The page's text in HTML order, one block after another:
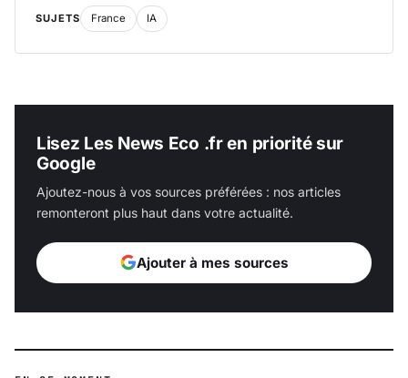
SUJETS France IA
Lisez Les News Eco .fr en priorité sur
Google
Ajoutez-nous à vos sources préférées : nos articles
remonteront plus haut dans votre actualité.
Ajouter à mes sources